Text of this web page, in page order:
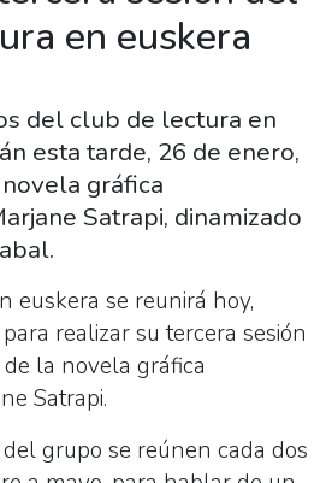
en euskera
del club de lectura en
esta tarde, 26 de enero,
gráfica
Satrapi, dinamizado
euskera se reunirá hoy,
realizar su tercera sesión
la novela gráfica
Satrapi.
grupo se reúnen cada dos